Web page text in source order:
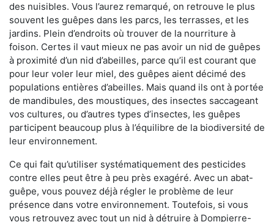
des nuisibles. Vous l’aurez remarqué, on retrouve le plus
souvent les guêpes dans les parcs, les terrasses, et les
jardins. Plein d’endroits où trouver de la nourriture à
foison. Certes il vaut mieux ne pas avoir un nid de guêpes
à proximité d’un nid d’abeilles, parce qu’il est courant que
pour leur voler leur miel, des guêpes aient décimé des
populations entières d’abeilles. Mais quand ils ont à portée
de mandibules, des moustiques, des insectes saccageant
vos cultures, ou d’autres types d’insectes, les guêpes
participent beaucoup plus à l’équilibre de la biodiversité de
leur environnement.
Ce qui fait qu’utiliser systématiquement des pesticides
contre elles peut être à peu près exagéré. Avec un abat-
guêpe, vous pouvez déjà régler le problème de leur
présence dans votre environnement. Toutefois, si vous
vous retrouvez avec tout un nid à détruire à Dompierre-